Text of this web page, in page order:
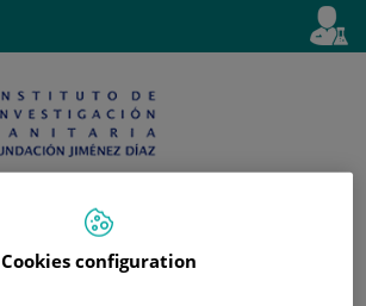
activo
es
Cookies configuration